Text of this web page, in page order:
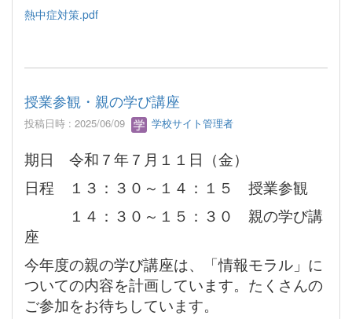
熱中症対策.pdf
授業参観・親の学び講座
投稿日時 : 2025/06/09 学校サイト管理者
期日 令和７年７月１１日（金）
日程 １３：３０～１４：１５ 授業参観
１４：３０～１５：３０ 親の学び講
座
今年度の親の学び講座は、「情報モラル」に
ついての内容を計画しています。たくさんの
ご参加をお待ちしています。